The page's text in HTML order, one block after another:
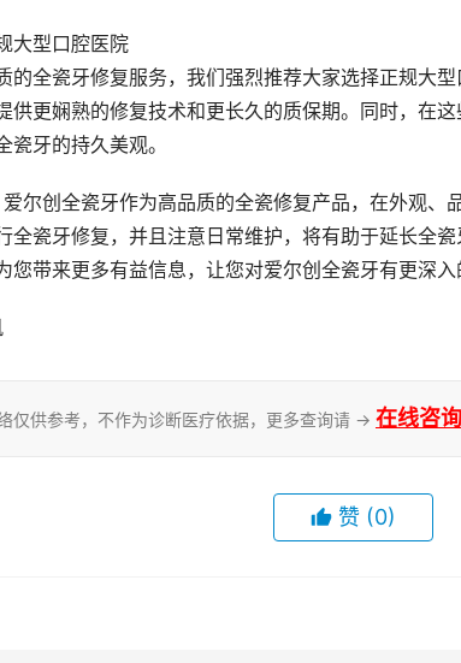
大型口腔医院
的全瓷牙修复服务，我们强烈推荐大家选择正规大
供更娴熟的修复技术和更长久的质保期。同时，在
瓷牙的持久美观。
全瓷牙修复，并且注意日常维护，将有助于延长全
您带来更多有益信息，让您对爱尔创全瓷牙有更深入
仅供参考，不作为诊断医疗依据，更多查询请 → 在线咨
赞 (0)